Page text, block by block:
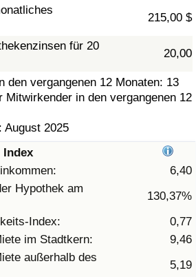
215,00 $
für 20
20,00
den vergangenen 12 Monaten: 13
Mitwirkender in den vergangenen 12
August 2025
Index
6,40
Hypothek am
130,37%
Index:
0,77
im Stadtkern:
9,46
außerhalb des
5,19
Index (aktuell)
Index
Index nach Land
Index (aktuell)
Index nach Land